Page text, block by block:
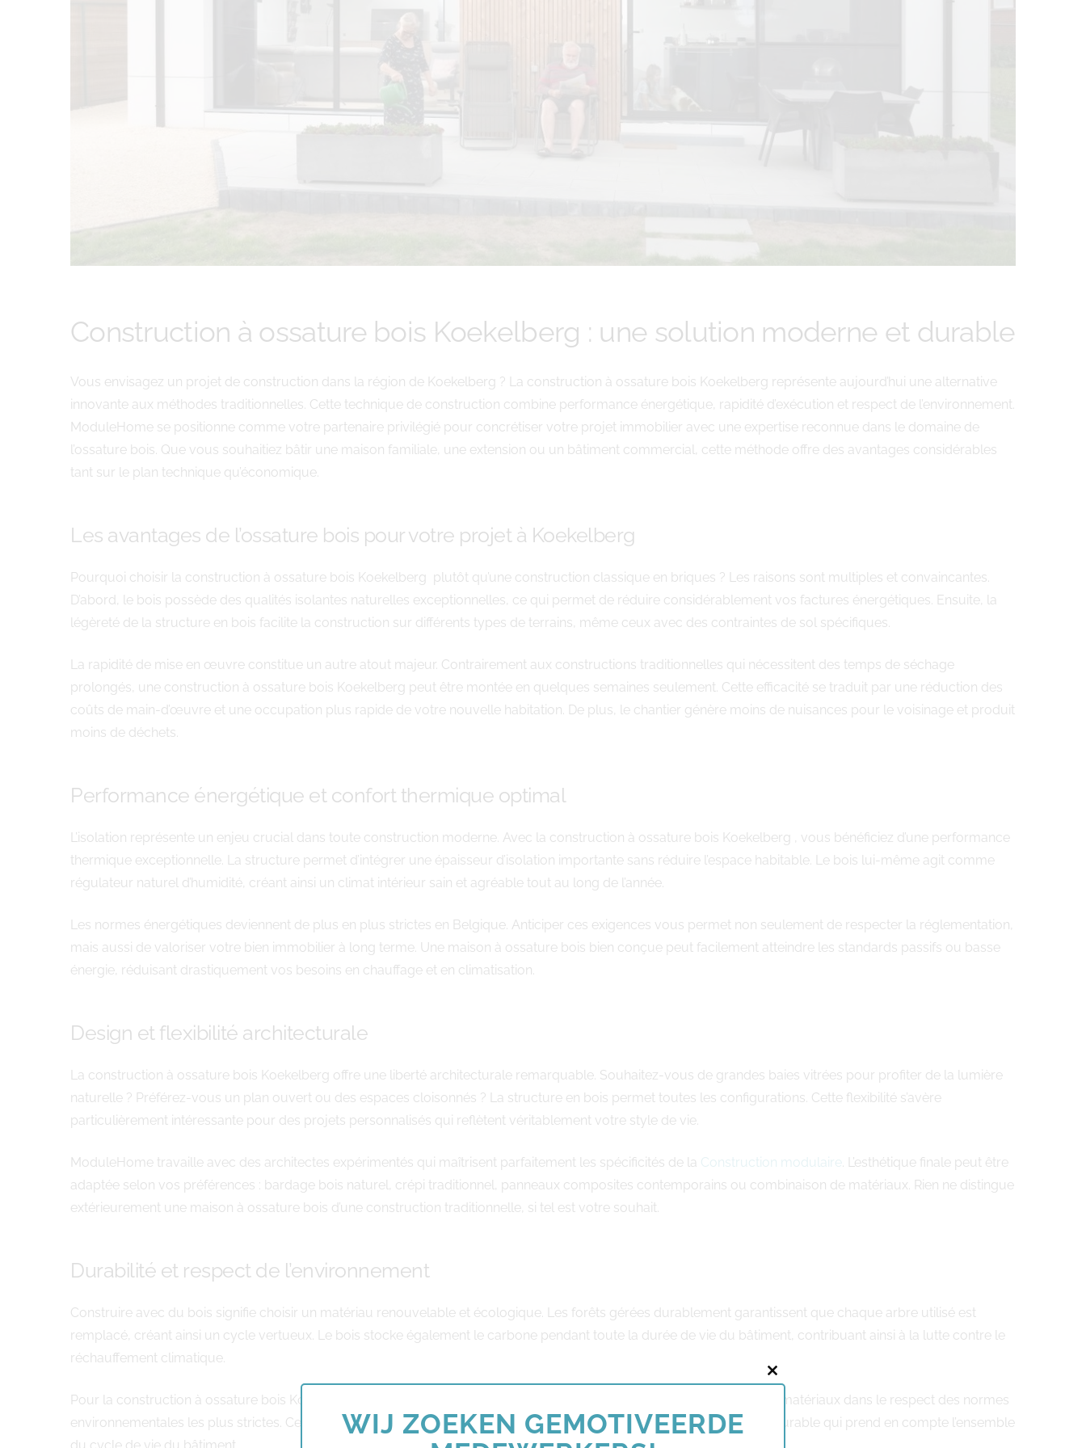
Construction à ossature bois Koekelberg : une solution moderne et durable
Vous envisagez un projet de construction dans la région de Koekelberg ? La construction à ossature bois Koekelberg représente aujourd’hui une alternative
innovante aux méthodes traditionnelles. Cette technique de construction combine performance énergétique, rapidité d’exécution et respect de l’environnement.
ModuleHome se positionne comme votre partenaire privilégié pour concrétiser votre projet immobilier avec une expertise reconnue dans le domaine de
l’ossature bois. Que vous souhaitiez bâtir une maison familiale, une extension ou un bâtiment commercial, cette méthode offre des avantages considérables
tant sur le plan technique qu’économique.
Les avantages de l’ossature bois pour votre projet à Koekelberg
Pourquoi choisir la construction à ossature bois Koekelberg plutôt qu’une construction classique en briques ? Les raisons sont multiples et convaincantes.
D’abord, le bois possède des qualités isolantes naturelles exceptionnelles, ce qui permet de réduire considérablement vos factures énergétiques. Ensuite, la
légèreté de la structure en bois facilite la construction sur différents types de terrains, même ceux avec des contraintes de sol spécifiques.
La rapidité de mise en œuvre constitue un autre atout majeur. Contrairement aux constructions traditionnelles qui nécessitent des temps de séchage
prolongés, une construction à ossature bois Koekelberg peut être montée en quelques semaines seulement. Cette efficacité se traduit par une réduction des
coûts de main-d’œuvre et une occupation plus rapide de votre nouvelle habitation. De plus, le chantier génère moins de nuisances pour le voisinage et produit
moins de déchets.
Performance énergétique et confort thermique optimal
L’isolation représente un enjeu crucial dans toute construction moderne. Avec la construction à ossature bois Koekelberg , vous bénéficiez d’une performance
thermique exceptionnelle. La structure permet d’intégrer une épaisseur d’isolation importante sans réduire l’espace habitable. Le bois lui-même agit comme
régulateur naturel d’humidité, créant ainsi un climat intérieur sain et agréable tout au long de l’année.
Les normes énergétiques deviennent de plus en plus strictes en Belgique. Anticiper ces exigences vous permet non seulement de respecter la réglementation,
mais aussi de valoriser votre bien immobilier à long terme. Une maison à ossature bois bien conçue peut facilement atteindre les standards passifs ou basse
énergie, réduisant drastiquement vos besoins en chauffage et en climatisation.
Design et flexibilité architecturale
La construction à ossature bois Koekelberg offre une liberté architecturale remarquable. Souhaitez-vous de grandes baies vitrées pour profiter de la lumière
naturelle ? Préférez-vous un plan ouvert ou des espaces cloisonnés ? La structure en bois permet toutes les configurations. Cette flexibilité s’avère
particulièrement intéressante pour des projets personnalisés qui reflètent véritablement votre style de vie.
ModuleHome travaille avec des architectes expérimentés qui maîtrisent parfaitement les spécificités de la Construction modulaire. L’esthétique finale peut être
adaptée selon vos préférences : bardage bois naturel, crépi traditionnel, panneaux composites contemporains ou combinaison de matériaux. Rien ne distingue
extérieurement une maison à ossature bois d’une construction traditionnelle, si tel est votre souhait.
Durabilité et respect de l’environnement
Construire avec du bois signifie choisir un matériau renouvelable et écologique. Les forêts gérées durablement garantissent que chaque arbre utilisé est
remplacé, créant ainsi un cycle vertueux. Le bois stocke également le carbone pendant toute la durée de vie du bâtiment, contribuant ainsi à la lutte contre le
réchauffement climatique.
Pour la construction à ossature bois Koekelberg , ModuleHome sélectionne des essences de bois certifiées et traite les matériaux dans le respect des normes
environnementales les plus strictes. Cette approche responsable s’inscrit dans une démarche globale de construction durable qui prend en compte l’ensemble
Close
this
module
WIJ ZOEKEN GEMOTIVEERDE